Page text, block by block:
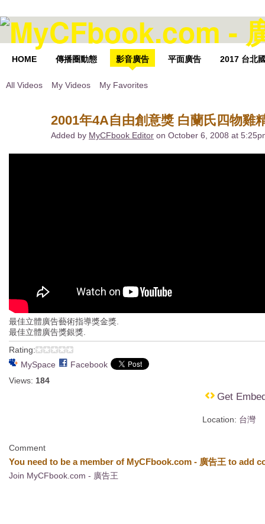
HOME 傳播圈動態 影音廣告 平面廣告 2017 台北
All Videos My Videos My Favorites
2001年4A自由創意獎 白蘭氏四物雞
Added by MyCFbook Editor on October 6, 2008 at
最佳立體廣告藝術指導獎金獎.
最佳立體廣告獎銀獎.
Rating:
MySpace
Facebook
Views: 184
Get
Location: 台灣
Comment
You need to be a member of MyCFbook.com - 廣告王 to add
Join MyCFbook.com - 廣告王